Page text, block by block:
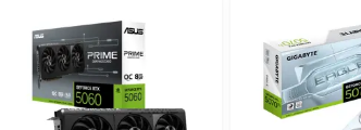
и модернизации старых систем.
оптимальную температуру работы
внутренним пространством.